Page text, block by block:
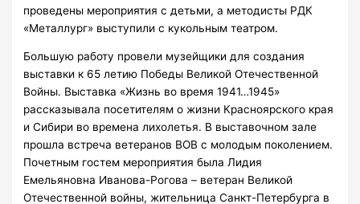
проведены мероприятия с детьми, а методисты РДК
«Металлург» выступили с кукольным театром.
Большую работу провели музейщики для создания
выставки к 65 летию Победы Великой Отечественной
Войны. Выставка «Жизнь во время 1941…1945»
рассказывала посетителям о жизни Красноярского края
и Сибири во времена лихолетья. В выставочном зале
прошла встреча ветеранов ВОВ с молодым поколением.
Почетным гостем мероприятия была Лидия
Емельяновна Иванова-Рогова – ветеран Великой
Отечественной войны, жительница Санкт-Петербурга в